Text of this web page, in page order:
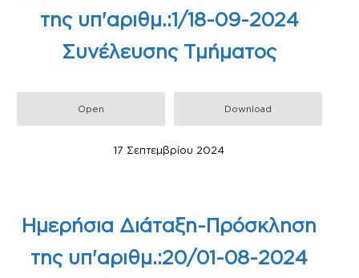
της υπ'αριθμ.:1/18-09-2024
Συνέλευσης Τμήματος
Open Download
17 Σεπτεμβρίου 2024
Ημερήσια Διάταξη-Πρόσκληση
της υπ'αριθμ.:20/01-08-2024